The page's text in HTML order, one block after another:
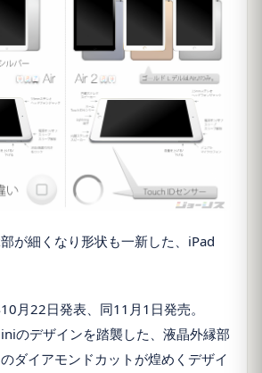
が細くなり形状も一新した、 iPad
10 月 22日発表、同11 月 1 日発売。
のデザインを踏襲した、液晶外縁部
ダイアモンドカットが煌めくデザイ